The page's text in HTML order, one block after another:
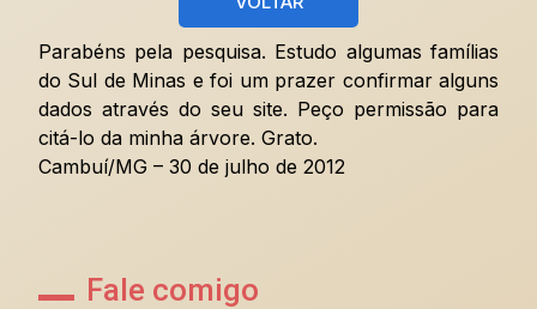
Parabéns pela pesquisa. Estudo algumas famílias
do Sul de Minas e foi um prazer confirmar alguns
dados através do seu site. Peço permissão para
citá-lo da minha árvore. Grato.
Cambuí/MG – 30 de julho de 2012
Fale comigo